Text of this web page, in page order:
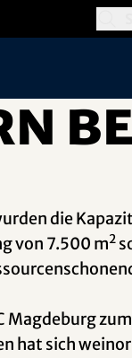
die
von 7.500 m2
hat sich